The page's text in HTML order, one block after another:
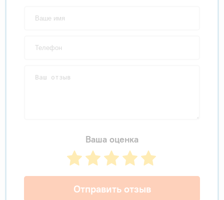
Ваша оценка
Отправить отзыв